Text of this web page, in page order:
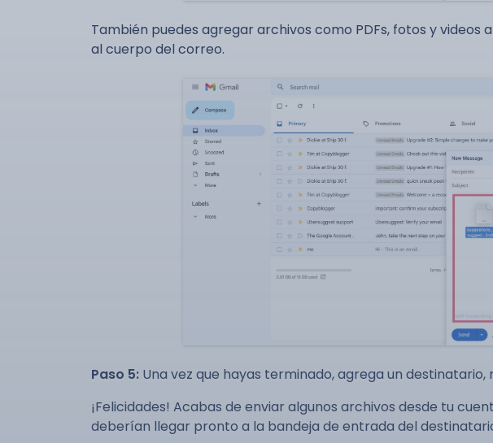
También puedes agregar archivos como PDFs, fotos y
al cuerpo del correo.
Paso 5: Una vez que hayas terminado, agrega un
¡Felicidades! Acabas de enviar algunos archivos desde tu
deberían llegar pronto a la bandeja de entrada del